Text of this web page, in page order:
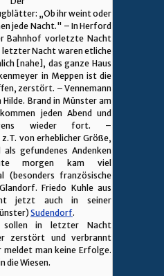
„Ob ihr weint oder
jede Nacht." – In Herford
Bahnhof vorletzte Nacht
Nacht waren etliche
[nahe], das ganze Haus
in Meppen ist die
zerstört. – Vennemann
Brand in Münster am
jeden Abend und
wieder fort. –
von erheblicher Größe,
als gefundenes Andenken
morgen kam viel
(besonders französische
Friedo Kuhle aus
jetzt auch in seiner
Sudendorf.
sollen in letzter Nacht
zerstört und verbrannt
meldet man keine Erfolge.
die Wiesen.